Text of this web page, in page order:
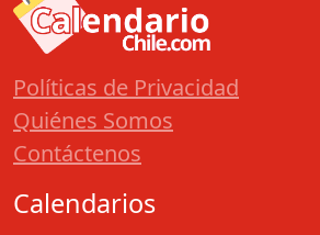
Políticas de Privacidad
Quiénes Somos
Contáctenos
Calendarios